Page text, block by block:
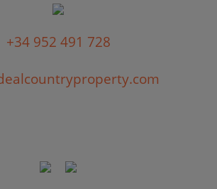
+34 952 491 728